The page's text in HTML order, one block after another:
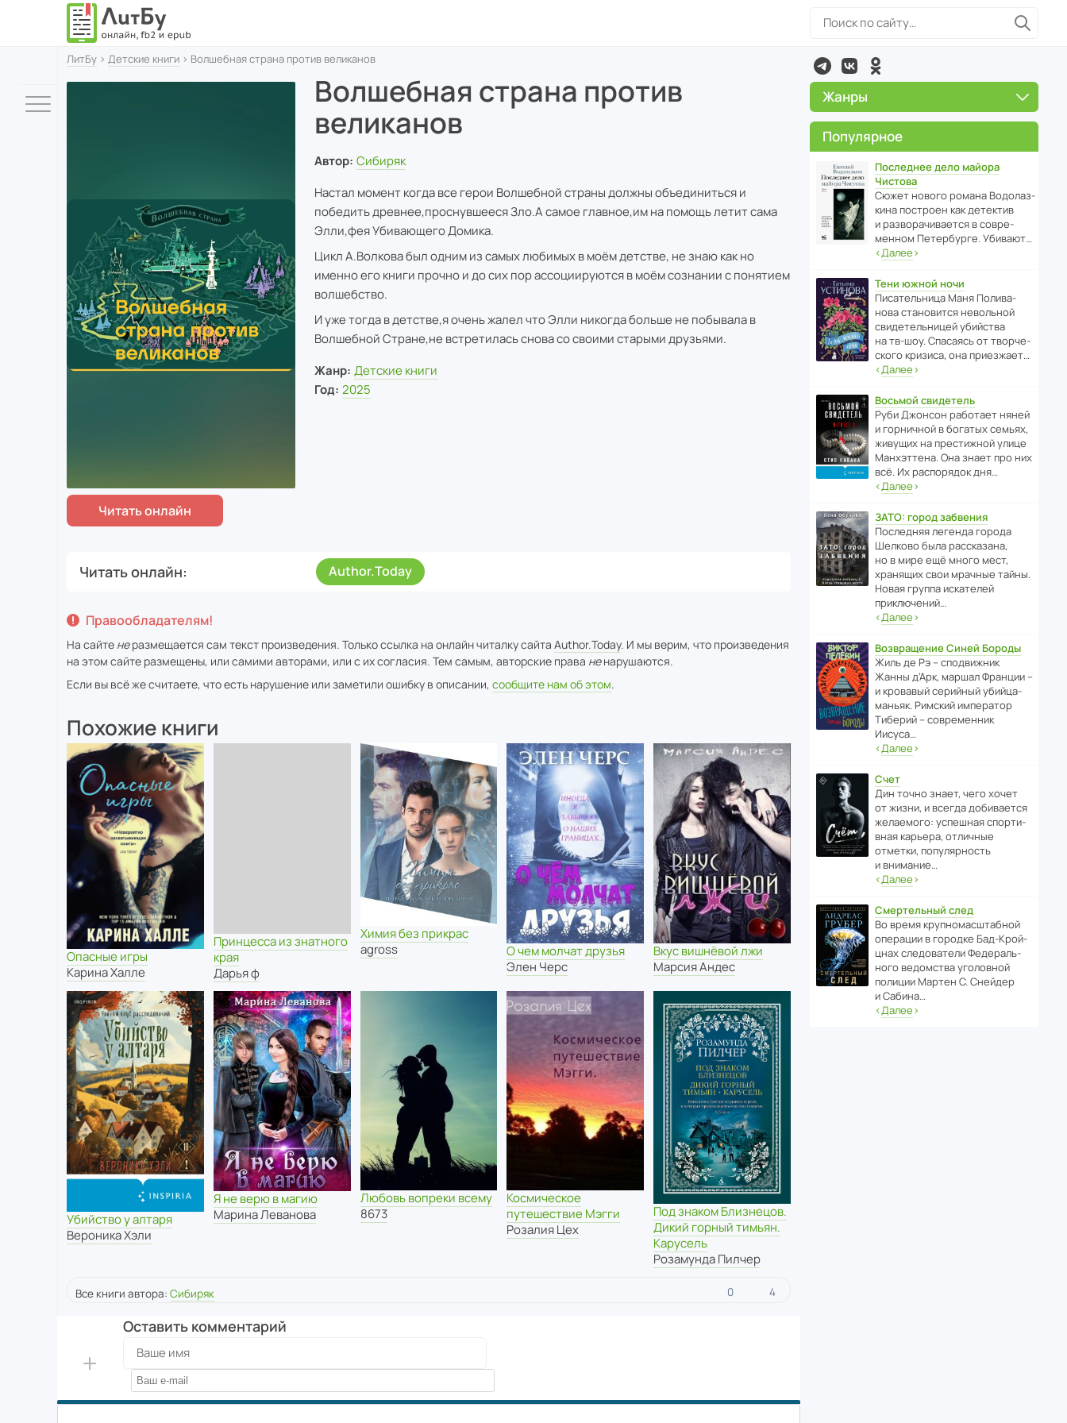
ЛитБу › Детские книги › Волшебная страна против великанов
Волшебная страна против
великанов
Автор: Сибиряк
Настал момент когда все герои Волшебной страны должны объединиться и
победить древнее,проснувшееся Зло.А самое главное,им на помощь летит сама
Элли,фея Убивающего Домика.
Цикл А.Волкова был одним из самых любимых в моём детстве, не знаю как но
именно его книги прочно и до сих пор ассоциируются в моём сознании с понятием
волшебство.
И уже тогда в детстве,я очень жалел что Элли никогда больше не побывала в
Волшебной Стране,не встретилась снова со своими старыми друзьями.
Жанр: Детские книги
Год: 2025
Читать онлайн Author.Today
Правообладателям!
На сайте неразмещается сам текст произведения. Только ссылка на онлайн читалку сайта Author.Today. И мы верим, что произведения
на этом сайте размещены, или самими авторами, или с их согласия. Тем самым, авторские права ненарушаются.
Если вы всё же считаете, что есть нарушение или заметили ошибку в описании, сообщите нам об этом.
Похожие книги
Опасные игры
Карина Халле
Принцесса из знатного
края
Дарья ф
Химия без прикрас
agross
О чем молчат друзья
Элен Черс
Вкус вишнёвой лжи
Марсия Андес
Убийство у алтаря
Вероника Хэли
Я не верю в магию
Марина Леванова
Любовь вопреки всему
8673
Космическое
путешествие Мэгги
Розалия Цех
Под знаком Близнецов.
Дикий горный тимьян.
Карусель
Розамунда Пилчер
Все книги автора: Сибиряк 0 4
Оставить комментарий
Жанры
Популярное
Последнее дело майора
Чистова
Сюжет нового романа Водо­ла­з­
кина пост­роен как дете­ктив
и разво­ра­чи­ва­ется в совре­
менном Пете­р­бурге. Убивают…
‹Далее›
Тени южной ночи
Писа­тель­ница Маня Поли­ва­
нова стано­вится невольной
свиде­тель­ницей убийства
на тв-шоу. Спасаясь от твор­че­
с­кого кризиса, она приезжает…
‹Далее›
Восьмой свидетель
Руби Джонсон рабо­тает няней
и горни­чной в богатых семьях,
живущих на прес­ти­жной улице
Манх­эт­тена. Она знает про них
всё. Их распо­рядок дня…
‹Далее›
ЗАТО: город забвения
После­дняя легенда города
Шелково была расска­зана,
но в мире ещё много мест,
хранящих свои мрачные тайны.
Новая группа иска­телей
приключений…
‹Далее›
Возвращение Синей Бороды
Жиль де Рэ – спод­ви­жник
Жанны д’Арк, маршал Франции –
и кровавый серийный убийца-
маньяк. Римский импе­ратор
Тиберий – совре­менник
Иисуса…
‹Далее›
Счет
Дин точно знает, чего хочет
от жизни, и всегда доби­ва­ется
жела­е­мого: успе­шная спор­ти­
вная карьера, отли­чные
отметки, попу­ля­р­ность
и внимание…
‹Далее›
Смертельный след
Во время круп­но­мас­ш­та­бной
операции в городке Бад‑Крой­
цнах следо­ва­тели Феде­раль­
ного ведомства уголо­вной
полиции Мартен С. Снейдер
и Сабина…
‹Далее›